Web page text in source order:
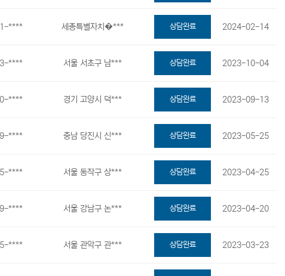
**** 세종특별자치�*** 상담완료 2024-02-14
**** 서울 서초구 남*** 상담완료 2023-10-04
**** 경기 고양시 덕*** 상담완료 2023-09-13
**** 충남 당진시 신*** 상담완료 2023-05-25
**** 서울 동작구 상*** 상담완료 2023-04-25
**** 서울 강남구 논*** 상담완료 2023-04-20
**** 서울 관악구 관*** 상담완료 2023-03-23